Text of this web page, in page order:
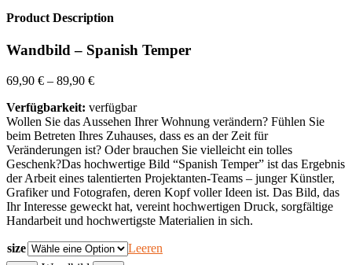
Product Description
Wandbild – Spanish Temper
69,90 € – 89,90 €
Verfügbarkeit: verfügbar
Wollen Sie das Aussehen Ihrer Wohnung verändern? Fühlen Sie
beim Betreten Ihres Zuhauses, dass es an der Zeit für
Veränderungen ist? Oder brauchen Sie vielleicht ein tolles
Geschenk?Das hochwertige Bild “Spanish Temper” ist das Ergebnis
der Arbeit eines talentierten Projektanten-Teams – junger Künstler,
Grafiker und Fotografen, deren Kopf voller Ideen ist. Das Bild, das
Ihr Interesse geweckt hat, vereint hochwertigen Druck, sorgfältige
Handarbeit und hochwertigste Materialien in sich.
size
Leeren